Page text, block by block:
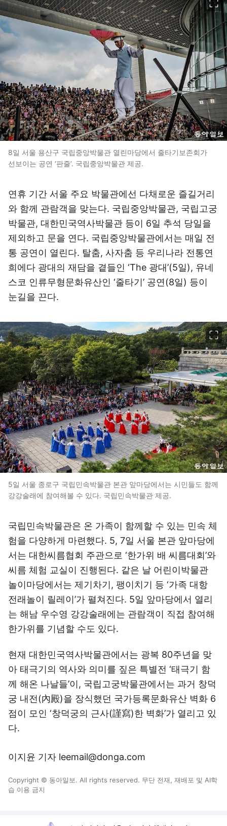
8일 서울 용산구 국립중앙박물관 열린마당에서 줄타기보존회가
선보이는 공연 ‘판줄’. 국립중앙박물관 제공.
연휴 기간 서울 주요 박물관에선 다채로운 즐길거리
와 함께 관람객을 맞는다. 국립중앙박물관, 국립고궁
박물관, 대한민국역사박물관 등이 6일 추석 당일을
제외하고 문을 연다. 국립중앙박물관에서는 매일 전
통 공연이 열린다. 탈춤, 사자춤 등 우리나라 전통연
희에다 광대의 재담을 곁들인 ‘The 광대’(5일), 유네
스코 인류무형문화유산인 ‘줄타기’ 공연(8일) 등이
눈길을 끈다.
5일 서울 종로구 국립민속박물관 본관 앞마당에서는 시민들도 함께
강강술래에 참여해볼 수 있다. 국립민속박물관 제공.
국립민속박물관은 온 가족이 함께할 수 있는 민속 체
험을 다양하게 마련했다. 5, 7일 서울 본관 앞마당에
서는 대한씨름협회 주관으로 ‘한가위 배 씨름대회’와
씨름 체험 교실이 진행된다. 같은 날 어린이박물관
놀이마당에서는 제기차기, 팽이치기 등 ‘가족 대항
전래놀이 릴레이’가 펼쳐진다. 5일 앞마당에서 열리
는 해남 우수영 강강술래에는 관람객이 직접 참여해
한가위를 기념할 수도 있다.
현재 대한민국역사박물관에서는 광복 80주년을 맞
아 태극기의 역사와 의미를 짚은 특별전 ‘태극기 함
께 해온 나날들’이, 국립고궁박물관에서는 과거 창덕
궁 내전(內殿)을 장식했던 국가등록문화유산 벽화 6
점이 모인 ‘창덕궁의 근사(謹寫)한 벽화’가 열리고 있
다.
이지윤 기자 leemail@donga.com
Copyright © 동아일보. All rights reserved. 무단 전재, 재배포 및 AI학
습 이용 금지